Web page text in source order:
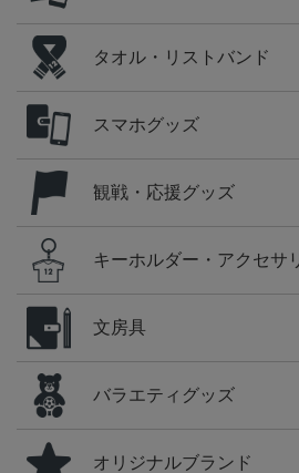
タオル・リストバンド
スマホグッズ
観戦・応援グッズ
キーホルダー・アクセサ
文房具
バラエティグッズ
オリジナルブランド